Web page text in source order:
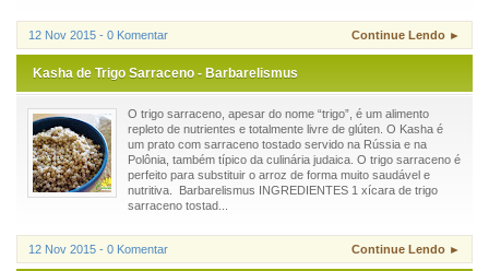
12 Nov 2015 - 0 Komentar Continue Lendo ►
Kasha de Trigo Sarraceno - Barbarelismus
O trigo sarraceno, apesar do nome “trigo”, é um alimento
repleto de nutrientes e totalmente livre de glúten. O Kasha é
um prato com sarraceno tostado servido na Rússia e na
Polônia, também típico da culinária judaica. O trigo sarraceno é
perfeito para substituir o arroz de forma muito saudável e
nutritiva. Barbarelismus INGREDIENTES 1 xícara de trigo
sarraceno tostad...
12 Nov 2015 - 0 Komentar Continue Lendo ►